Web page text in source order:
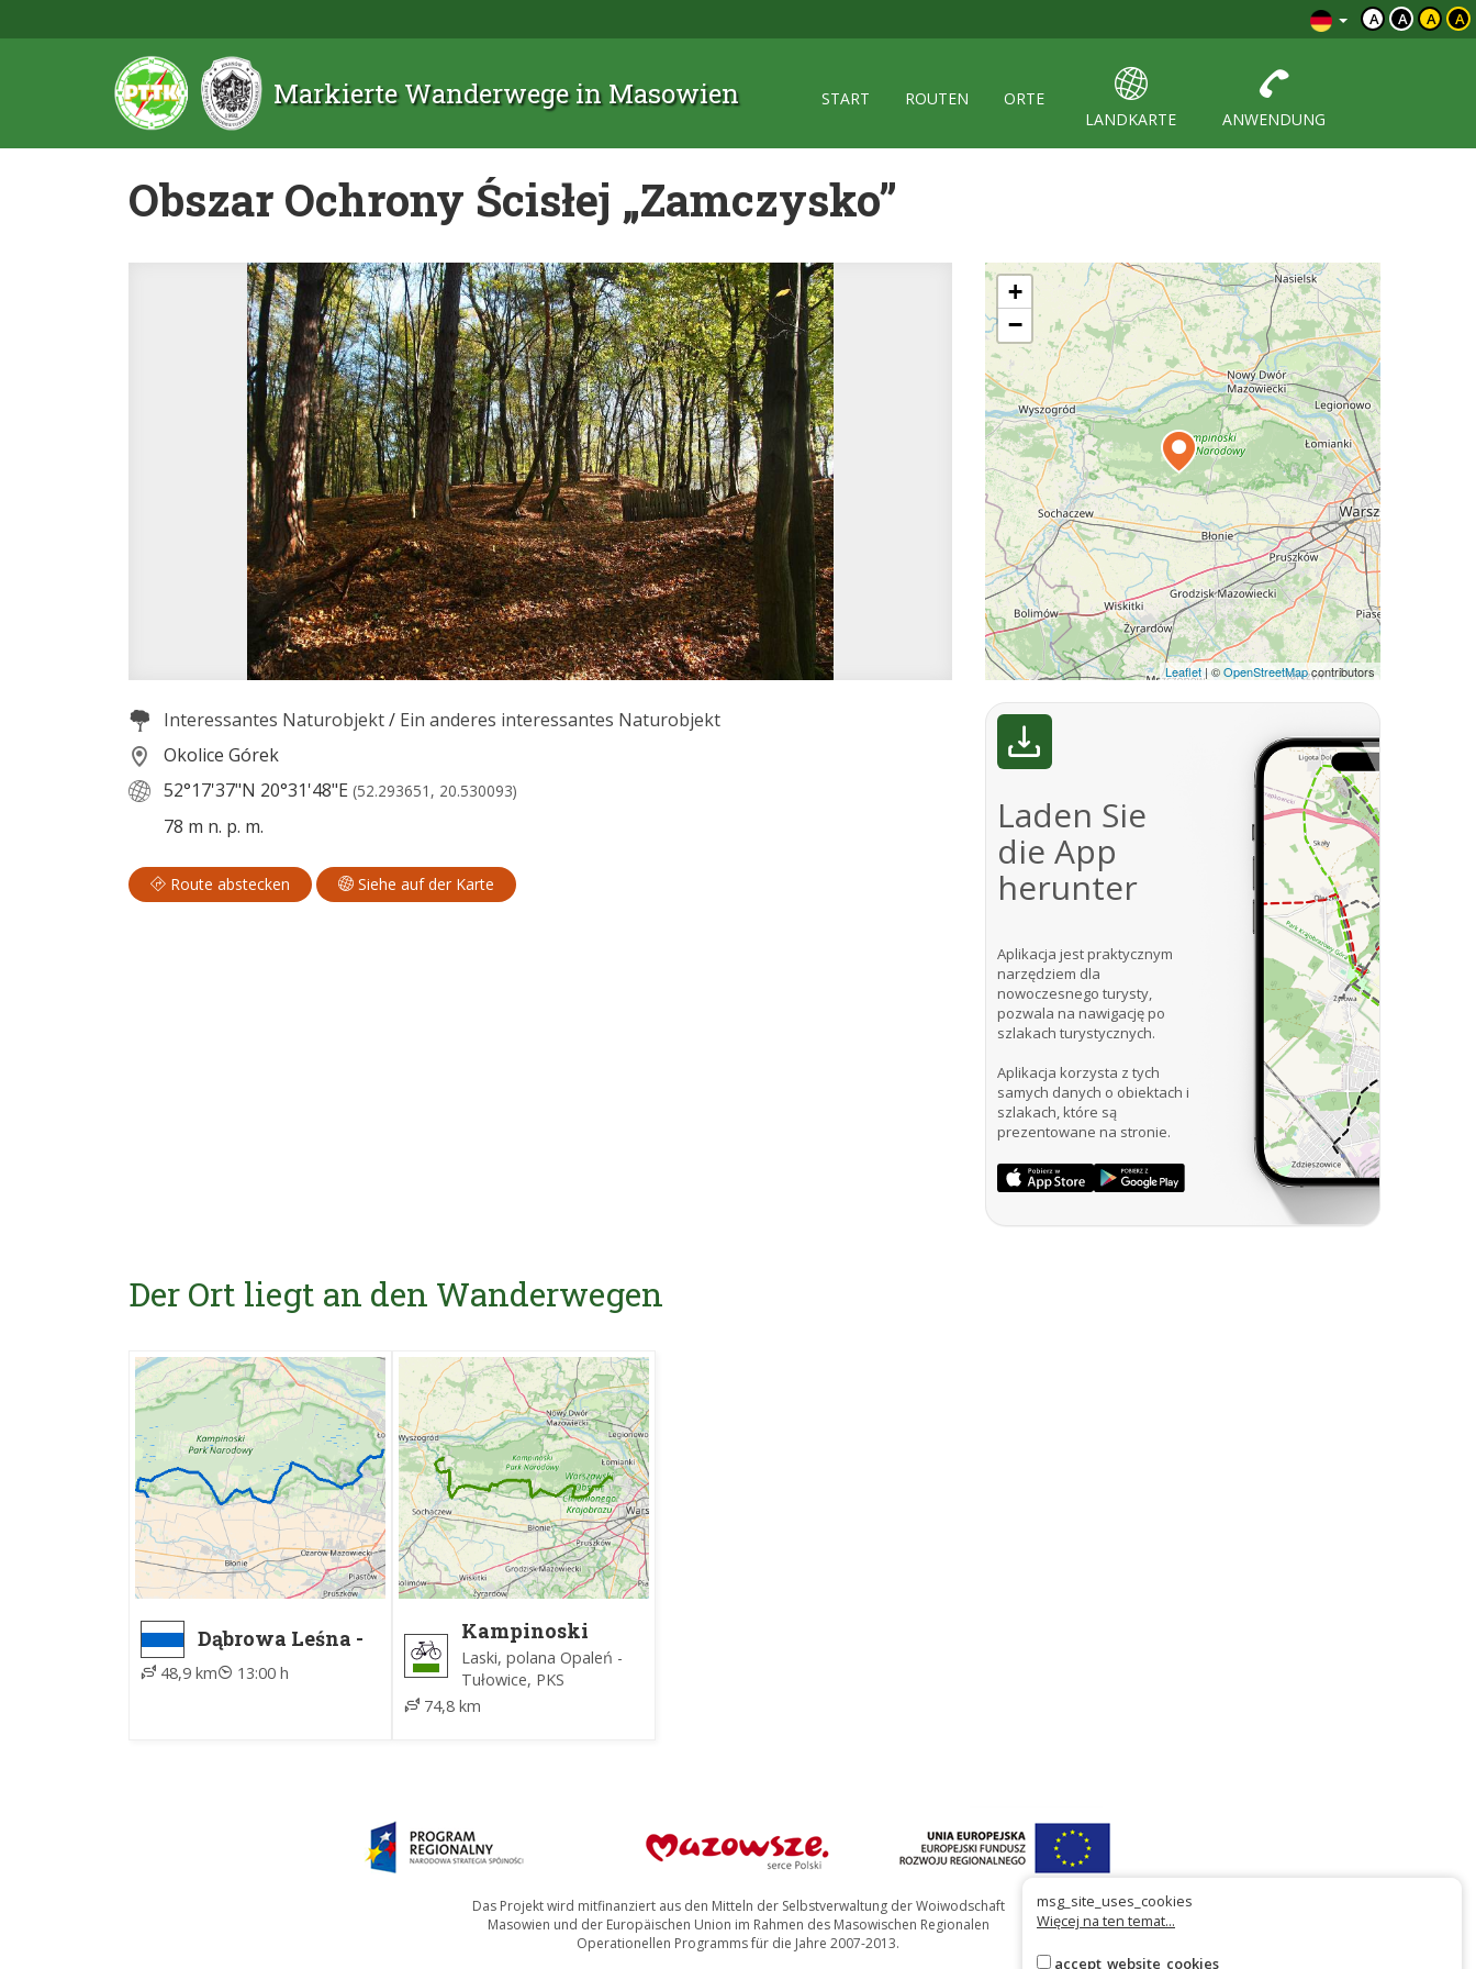
A A A A
Markierte Wanderwege in Masowien START ROUTEN
ORTE
LANDKARTE
ANWENDUNG
Obszar Ochrony Ścisłej „Zamczysko”
Interessantes Naturobjekt/ Ein anderes interessantes Naturobjekt
Okolice Górek
52°17'37"N 20°31'48"E (52.293651, 20.530093)
78 m n. p. m.
Route abstecken Siehe auf der Karte
+
−
Leaflet | ©OpenStreetMapcontributors
Laden Sie
die App
herunter
Aplikacja jest praktycznym
narzędziem dla
nowoczesnego turysty,
pozwala na nawigację po
szlakach turystycznych.
Aplikacja korzysta z tych
samych danych o obiektach i
szlakach, które są
prezentowane na stronie.
Der Ort liegt an den Wanderwegen
Dąbrowa Leśna -
Kampinos, ZTM
48,9 km 13:00 h
Kampinoski
Szlak Rowerowy
Laski, polana Opaleń -
Tułowice, PKS
74,8 km
Das Projekt wird mitfinanziert aus den Mitteln der Selbstverwaltung der Woiwodschaft
Masowien und der Europäischen Union im Rahmen des Masowischen Regionalen
Operationellen Programms für die Jahre 2007-2013.
msg_site_uses_cookies
Więcej na ten temat...
accept_website_cookies